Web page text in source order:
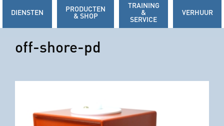
DIENSTEN PRODUCTEN
& SHOP
TRAINING
&
SERVICE
VERHUUR
off-shore-pd